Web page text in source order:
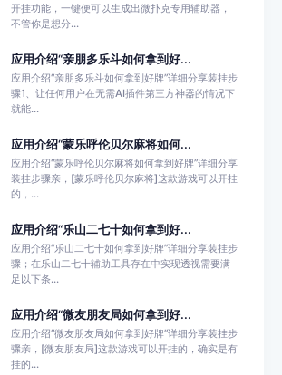
开挂功能，一键便可以生成出微扑克专用辅助器，
不管你是想分...
应用介绍“亲朋多乐斗如何拿到好...
应用介绍“亲朋多乐斗如何拿到好牌”详细分享装挂步
骤1、让任何用户在无需AI插件第三方神器的情况下
就能...
应用介绍“蒙乐呼伦贝尔麻将如何...
应用介绍“蒙乐呼伦贝尔麻将如何拿到好牌”详细分享
装挂步骤亲，[蒙乐呼伦贝尔麻将]这款游戏可以开挂
的，...
应用介绍“乐山二七十如何拿到好...
应用介绍“乐山二七十如何拿到好牌”详细分享装挂步
骤；在乐山二七十辅助工具存在中实现透视需要满
足以下条...
应用介绍“微友朋友局如何拿到好...
应用介绍“微友朋友局如何拿到好牌”详细分享装挂步
骤亲，[微友朋友局]这款游戏可以开挂的，确实是有
挂的...